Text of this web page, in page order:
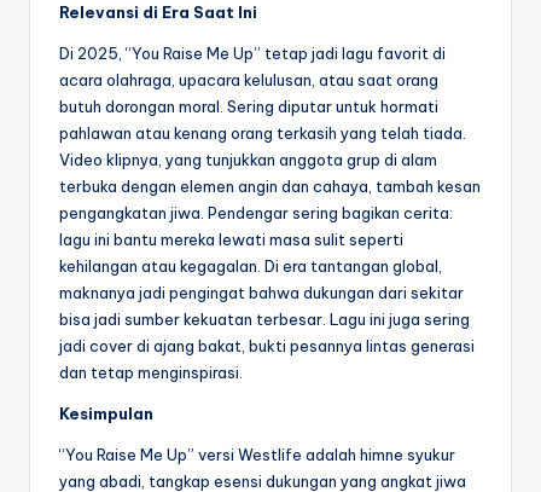
Relevansi di Era Saat Ini
Di 2025, “You Raise Me Up” tetap jadi lagu favorit di
acara olahraga, upacara kelulusan, atau saat orang
butuh dorongan moral. Sering diputar untuk hormati
pahlawan atau kenang orang terkasih yang telah tiada.
Video klipnya, yang tunjukkan anggota grup di alam
terbuka dengan elemen angin dan cahaya, tambah kesan
pengangkatan jiwa. Pendengar sering bagikan cerita:
lagu ini bantu mereka lewati masa sulit seperti
kehilangan atau kegagalan. Di era tantangan global,
maknanya jadi pengingat bahwa dukungan dari sekitar
bisa jadi sumber kekuatan terbesar. Lagu ini juga sering
jadi cover di ajang bakat, bukti pesannya lintas generasi
dan tetap menginspirasi.
Kesimpulan
“You Raise Me Up” versi Westlife adalah himne syukur
yang abadi, tangkap esensi dukungan yang angkat jiwa